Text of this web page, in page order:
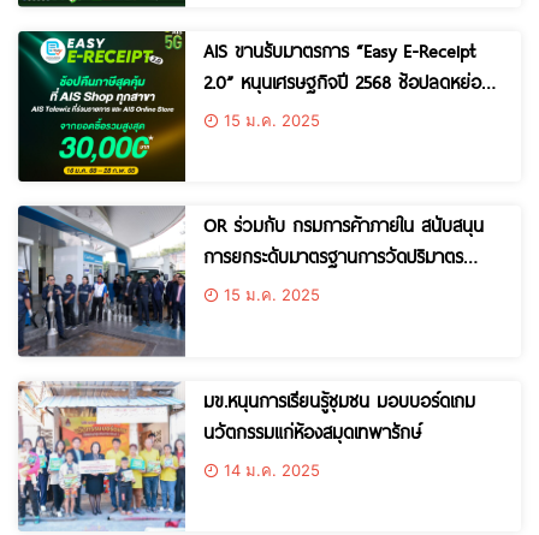
AIS ขานรับมาตรการ “Easy E-Receipt
2.0” หนุนเศรษฐกิจปี 2568 ช้อปลดหย่อน
ภาษีสูงสุด 30,000 บาท พร้อมจัดเต็มสิทธิ
15 ม.ค. 2025
OR ร่วมกับ กรมการค้าภายใน สนับสนุน
การยกระดับมาตรฐานการวัดปริมาตร
น้ำมันเชื้อเพลิง มอบถังตวงแบบมาตรา แก่
15 ม.ค. 2025
มข.หนุนการเรียนรู้ชุมชน มอบบอร์ดเกม
นวัตกรรมแก่ห้องสมุดเทพารักษ์
14 ม.ค. 2025